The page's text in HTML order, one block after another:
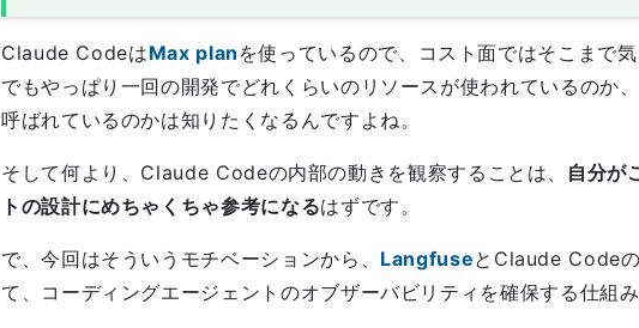
Claude CodeはMax plan を使っているので、コスト面ではそこまで
でもやっぱり一回の開発でどれくらいのリソースが使われているのか
呼ばれているのかは知りたくなるんですよね。
そして何より、Claude Codeの内部の動きを観察することは、 自分が
トの設計にめちゃくちゃ参考になるはずです。
で、今回はそういうモチベーションから、 LangfuseとClaude Codeの
て、コーディングエージェントのオブザーバビリティを確保する仕組